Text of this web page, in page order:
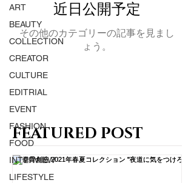
ART
BEAUTY
COLLECTION
CREATOR
CULTURE
EDITRIAL
EVENT
FASHION
FOOD
INTERVIEW
LIFESTYLE
近日公開予定
その他のカテゴリーの記事を見まし
ょう。
FEATURED POST